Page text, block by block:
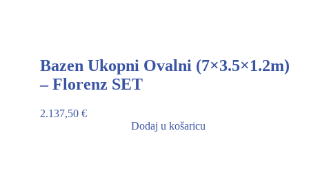
Bazen Ukopni Ovalni (7×3.5×1.2m)
– Florenz SET
2.137,50 €
Dodaj u košaricu